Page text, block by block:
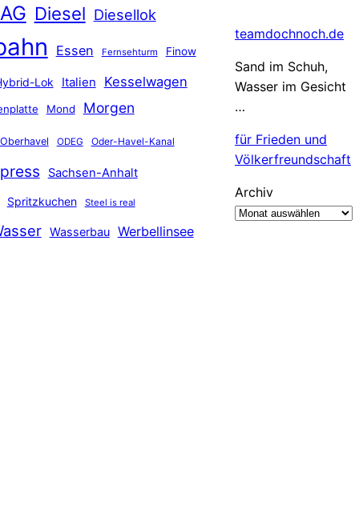
Diesel Diesellok
Essen Fernsehturm Finow
Lok Italien Kesselwagen
Mond Morgen
Oberhavel ODEG Oder-Havel-Kanal
Sachsen-Anhalt
Spritzkuchen Steel is real
Wasserbau Werbellinsee
teamdochnoch.de
Sand im Schuh,
Wasser im Gesicht
…
für Frieden und
Völkerfreundschaft
Archiv